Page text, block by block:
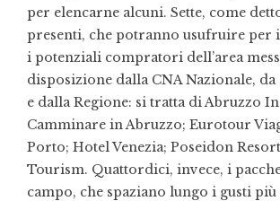
per elencarne alcuni. Sette, come
presenti, che potranno usufruire per
i potenziali compratori dell’area
disposizione dalla CNA Nazionale, da
e dalla Regione: si tratta di Abruzzo
Camminare in Abruzzo; Eurotour
Porto; Hotel Venezia; Poseidon
Tourism. Quattordici, invece, i
campo, che spaziano lungo i gusti